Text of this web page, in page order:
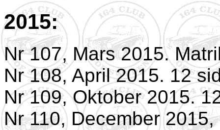
2015:
Nr 107, Mars 2015.
Nr 108, April 2015. 12
Nr 109, Oktober 2015.
Nr 110, December